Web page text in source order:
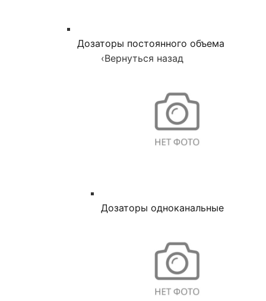
Дозаторы постоянного объема
‹Вернуться назад
Дозаторы одноканальные